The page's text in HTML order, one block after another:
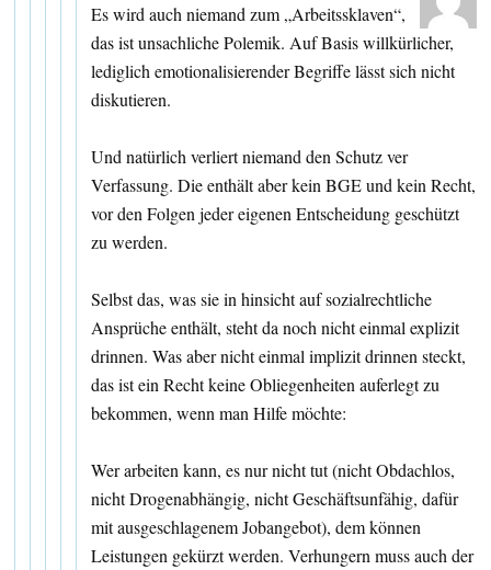
Es wird auch niemand zum „Arbeitssklaven“,
das ist unsachliche Polemik. Auf Basis willkürlicher,
lediglich emotionalisierender Begriffe lässt sich nicht
diskutieren.
Und natürlich verliert niemand den Schutz ver
Verfassung. Die enthält aber kein BGE und kein Recht,
vor den Folgen jeder eigenen Entscheidung geschützt
zu werden.
Selbst das, was sie in hinsicht auf sozialrechtliche
Ansprüche enthält, steht da noch nicht einmal explizit
drinnen. Was aber nicht einmal implizit drinnen steckt,
das ist ein Recht keine Obliegenheiten auferlegt zu
bekommen, wenn man Hilfe möchte:
Wer arbeiten kann, es nur nicht tut (nicht Obdachlos,
nicht Drogenabhängig, nicht Geschäftsunfähig, dafür
mit ausgeschlagenem Jobangebot), dem können
Leistungen gekürzt werden. Verhungern muss auch der